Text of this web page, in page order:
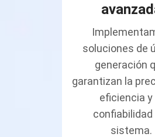
soluciones de
generación
garantizan la
eficiencia y
confiabilidad
sistema.